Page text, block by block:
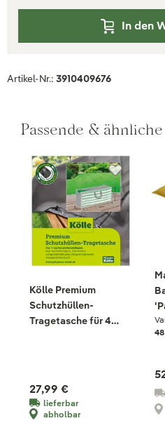
In den
Artikel-Nr.: 3910409676
Passende &
Kölle Premium
Schutzhüllen-
Tragetasche für 4
27,99 €
lieferbar
abholbar